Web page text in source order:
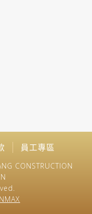
員工專區
CONSTRUCTION